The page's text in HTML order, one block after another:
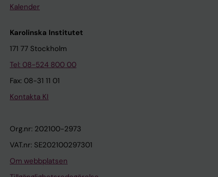
Kalender
Karolinska Institutet
171 77 Stockholm
Tel: 08-524 800 00
Fax: 08-31 11 01
Kontakta KI
Org.nr: 202100-2973
VAT.nr: SE202100297301
Om webbplatsen